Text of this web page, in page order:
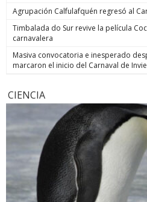
Agrupación Calfulafquén regresó al
Timbalada do Sur revive la película
carnavalera
Masiva convocatoria e inesperado
marcaron el inicio del Carnaval de
CIENCIA